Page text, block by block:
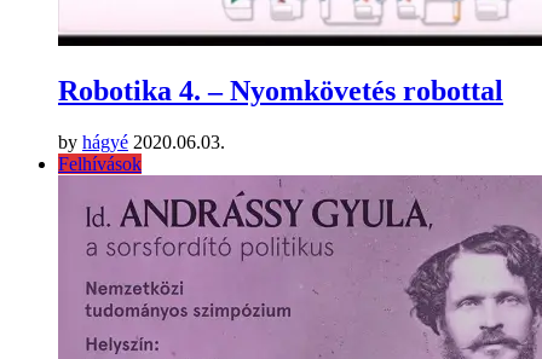
Robotika 4. – Nyomkövetés robottal
by hágyé 2020.06.03.
Felhívások